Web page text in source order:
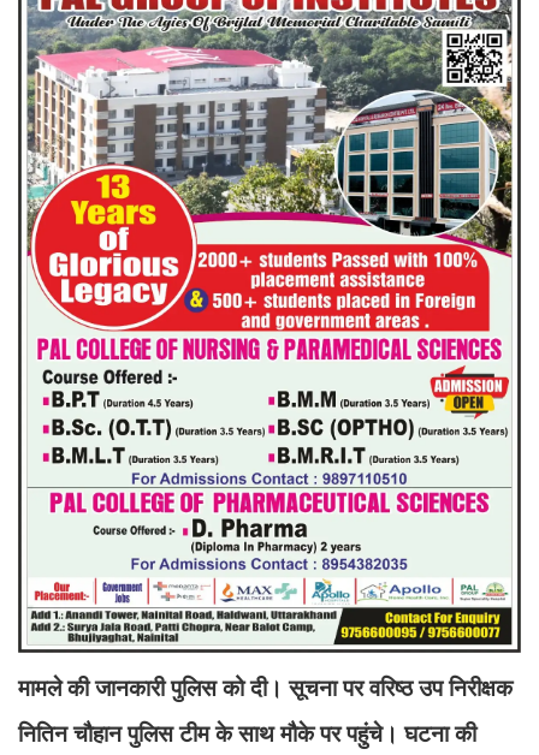
मामले की जानकारी पुलिस को दी। सूचना पर वरिष्ठ उप निरीक्षक
नितिन चौहान पुलिस टीम के साथ मौके पर पहुंचे। घटना की